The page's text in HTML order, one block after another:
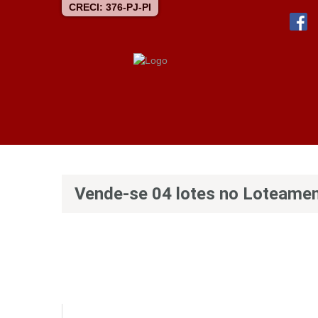
CRECI: 376-PJ-PI
Vende-se 04 lotes no